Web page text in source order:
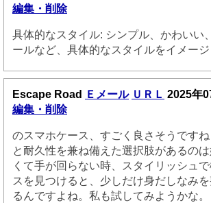
編集・削除
具体的なスタイル: シンプル、かわいい
ールなど、具体的なスタイルをイメー
Escape Road Ｅメール ＵＲＬ 2025年
編集・削除
のスマホケース、すごく良さそうです
と耐久性を兼ね備えた選択肢があるの
くて手が回らない時、スタイリッシュ
スを見つけると、少しだけ身だしなみ
るんですよね。私も試してみようかな。